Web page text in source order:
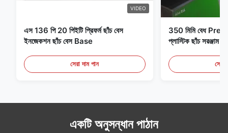
VIDEO
এস 136 পি 20 পিইটি প্রিফর্ম ছাঁচ বেস
ইনজেকশন ছাঁচ বেস Base
সেরা দাম পান
350 মিমি বেধ
প্লাস্টিক ছাঁচ সরঞ্জাম
সেরা
একটি অনুসন্ধান পাঠান